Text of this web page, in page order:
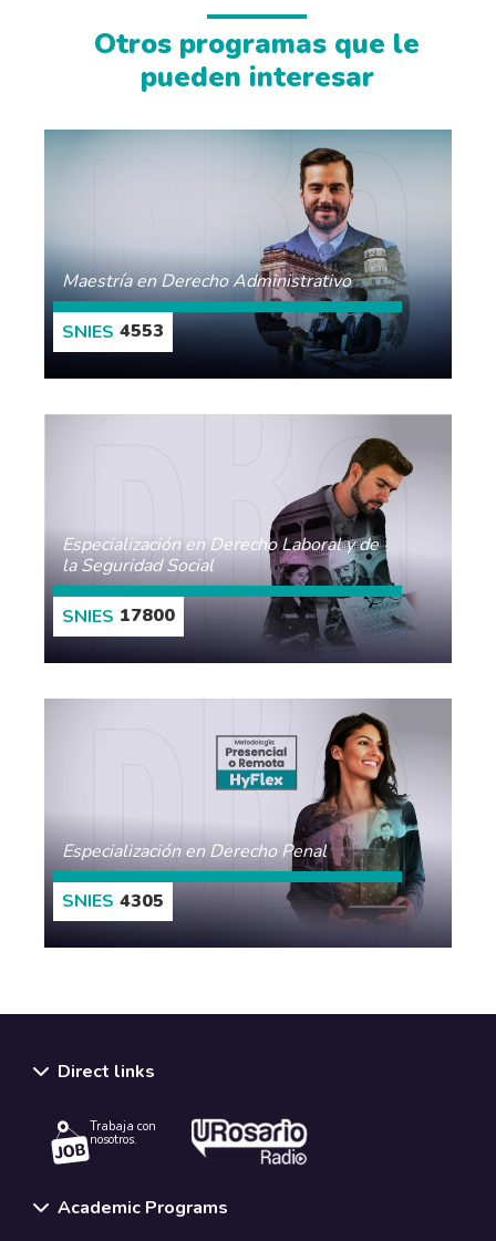
Otros programas que le
pueden interesar
Maestría en Derecho Administrativo
4553
MORE
Especialización en Derecho Laboral y de
la Seguridad Social
17800
MORE
Especialización en Derecho Penal
4305
Direct links
Trabaja con
nosotros.
Academic Programs